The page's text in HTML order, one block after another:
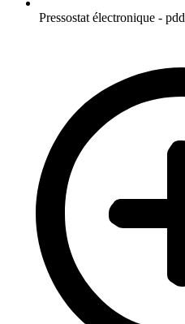
Pressostat électronique - pdd